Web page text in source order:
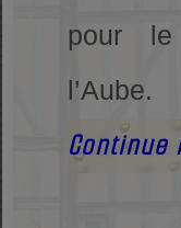
pour le